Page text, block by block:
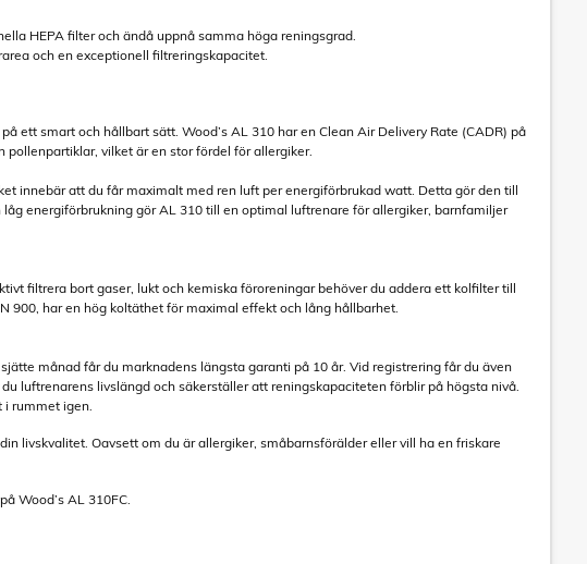
HEPA filter och ändå uppnå samma höga reningsgrad.
och en exceptionell filtreringskapacitet.
ett smart och hållbart sätt. Wood’s AL 310 har en Clean Air Delivery Rate (CADR) på
vilket är en stor fördel för allergiker.
innebär att du får maximalt med ren luft per energiförbrukad watt. Detta gör den till
energiförbrukning gör AL 310 till en optimal luftrenare för allergiker, barnfamiljer
filtrera bort gaser, lukt och kemiska föroreningar behöver du addera ett kolfilter till
900, har en hög koltäthet för maximal effekt och lång hållbarhet.
månad får du marknadens längsta garanti på 10 år. Vid registrering får du även
luftrenarens livslängd och säkerställer att reningskapaciteten förblir på högsta nivå.
i rummet igen.
livskvalitet. Oavsett om du är allergiker, småbarnsförälder eller vill ha en friskare
Wood’s AL 310FC.